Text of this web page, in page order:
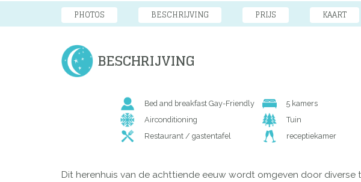
PHOTOS BESCHRIJVING PRIJS KAART
BESCHRIJVING
Bed and breakfast Gay-Friendly 5 kamers
Airconditioning
Tuin
Restaurant / gastentafel
receptiekamer
Dit herenhuis van de achttiende eeuw wordt omgeven door